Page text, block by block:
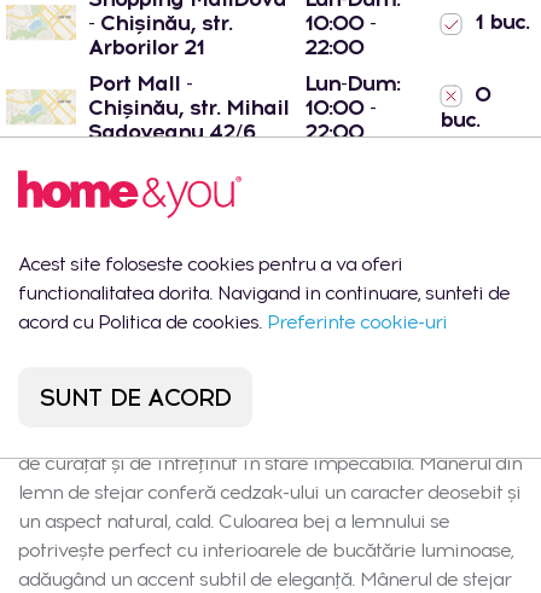
- Chișinău, str.
Arborilor 21
10:00 -
22:00
1 buc.
Port Mall -
Chișinău, str. Mihail
Sadoveanu 42/6
Lun-Dum:
10:00 -
22:00
0
buc.
Descrierea produsului
Cedzak nu este doar un instrument practic de bucătărie,
temperaturi ridicate, asigură scurgerea fiabilă a
de curățat și de întreținut în stare impecabilă. Mânerul din
lemn de stejar conferă cedzak-ului un caracter deosebit și
un aspect natural, cald. Culoarea bej a lemnului se
potrivește perfect cu interioarele de bucătărie luminoase,
adăugând un accent subtil de eleganță. Mânerul de stejar
Acest site foloseste cookies pentru a va oferi
functionalitatea dorita. Navigand in continuare, sunteti de
acord cu Politica de cookies. Preferinte cookie-uri
SUNT DE ACORD